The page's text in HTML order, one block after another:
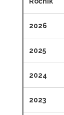
2026
2025
2024
2023